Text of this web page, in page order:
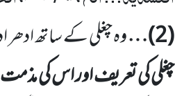
(
2
)…وہ چغلی کے ساتھ
چغلی کی تعریف اور اس کی